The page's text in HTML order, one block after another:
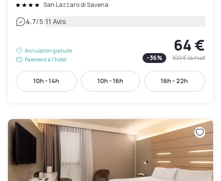
San Lazzaro di Savena
4.7/5|11 Avis
Annulation gratuite
Paiement à l'hôtel
64 €
-36% 100 €la nuit
10h - 14h 10h - 16h 16h - 22h